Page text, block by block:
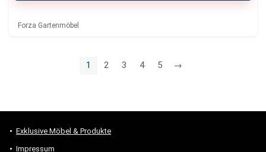
Forza Gartenmöbel
1 2 3 4 5 →
Exklusive Möbel & Produkte
Impressum